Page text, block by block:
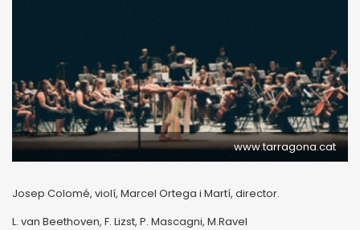
www.tarragona.cat
Josep Colomé, violí, Marcel Ortega i Martí, director.
L. van Beethoven, F. Lizst, P. Mascagni, M.Ravel